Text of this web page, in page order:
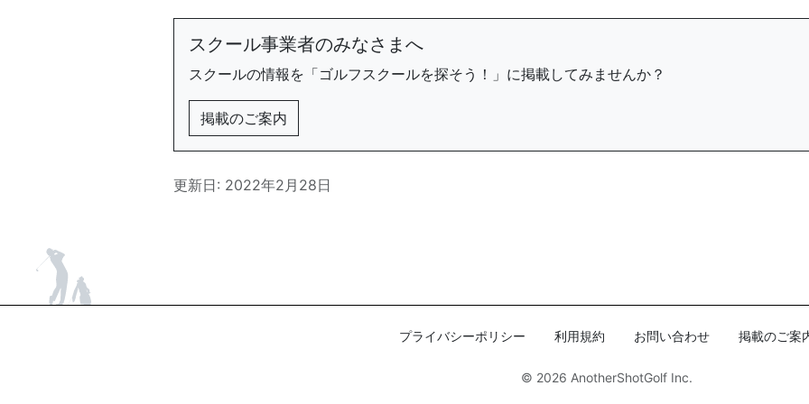
スクール事業者のみなさまへ
スクールの情報を「ゴルフスクールを探そう！」に掲載してみませんか？
掲載のご案内
更新日: 2022年2月28日
プライバシーポリシー 利用規約 お問い合わせ 掲載のご案
© 2026 AnotherShotGolf Inc.